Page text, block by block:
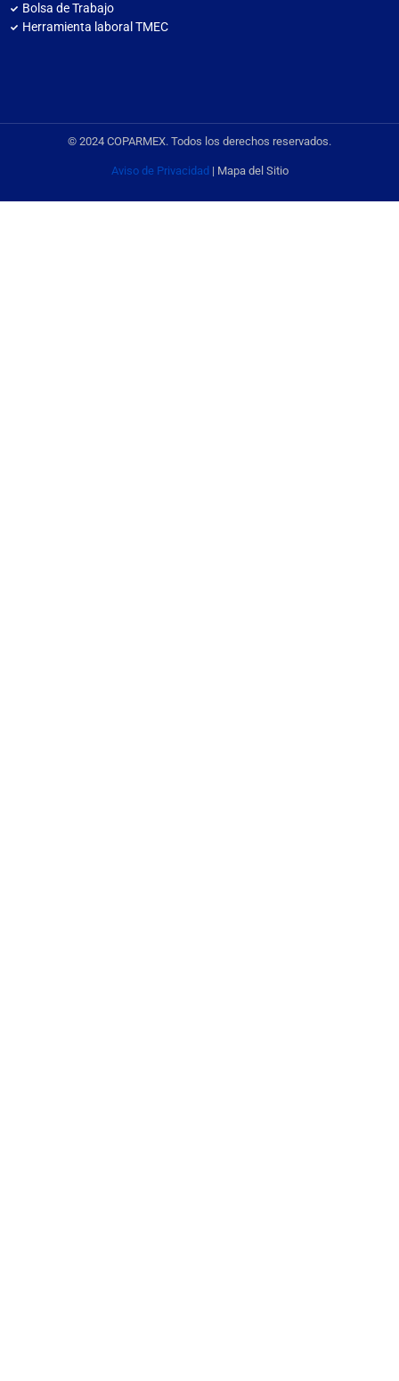
Bolsa de Trabajo
Herramienta laboral TMEC
© 2024 COPARMEX. Todos los derechos reservados.
Aviso de Privacidad | Mapa del Sitio